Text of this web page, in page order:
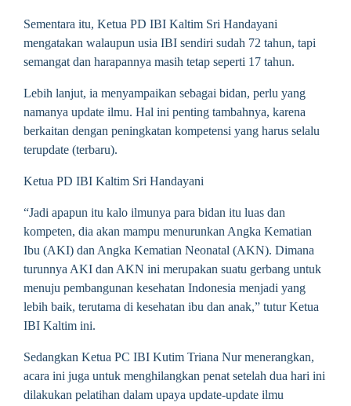
Sementara itu, Ketua PD IBI Kaltim Sri Handayani
mengatakan walaupun usia IBI sendiri sudah 72 tahun, tapi
semangat dan harapannya masih tetap seperti 17 tahun.
Lebih lanjut, ia menyampaikan sebagai bidan, perlu yang
namanya update ilmu. Hal ini penting tambahnya, karena
berkaitan dengan peningkatan kompetensi yang harus selalu
terupdate (terbaru).
Ketua PD IBI Kaltim Sri Handayani
“Jadi apapun itu kalo ilmunya para bidan itu luas dan
kompeten, dia akan mampu menurunkan Angka Kematian
Ibu (AKI) dan Angka Kematian Neonatal (AKN). Dimana
turunnya AKI dan AKN ini merupakan suatu gerbang untuk
menuju pembangunan kesehatan Indonesia menjadi yang
lebih baik, terutama di kesehatan ibu dan anak,” tutur Ketua
IBI Kaltim ini.
Sedangkan Ketua PC IBI Kutim Triana Nur menerangkan,
acara ini juga untuk menghilangkan penat setelah dua hari ini
dilakukan pelatihan dalam upaya update-update ilmu